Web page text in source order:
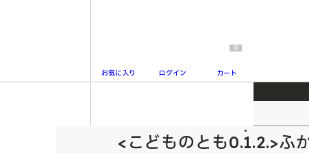
2026/7/
お気に入り ログイン
0
カート
<こどものとも0.1.2.>ふ